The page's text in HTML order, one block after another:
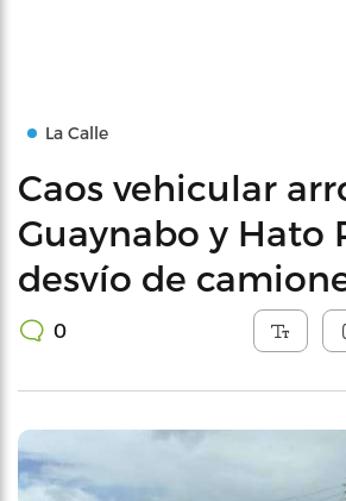
La Calle
Caos vehicular
Guaynabo y Hato
desvío de
0